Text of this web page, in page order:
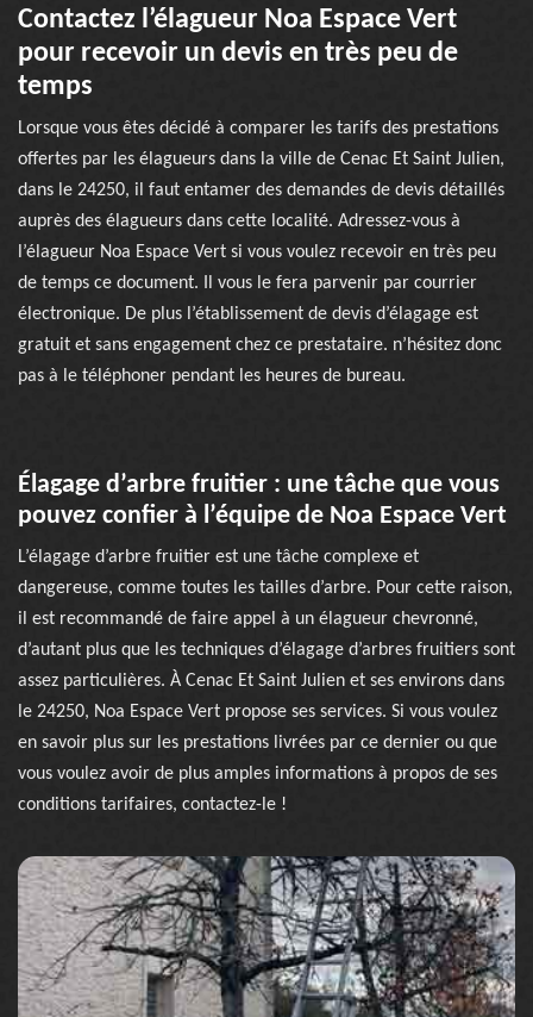
Contactez l’élagueur Noa Espace Vert
pour recevoir un devis en très peu de
temps
Lorsque vous êtes décidé à comparer les tarifs des prestations
offertes par les élagueurs dans la ville de Cenac Et Saint Julien,
dans le 24250, il faut entamer des demandes de devis détaillés
auprès des élagueurs dans cette localité. Adressez-vous à
l’élagueur Noa Espace Vert si vous voulez recevoir en très peu
de temps ce document. Il vous le fera parvenir par courrier
électronique. De plus l’établissement de devis d’élagage est
gratuit et sans engagement chez ce prestataire. n’hésitez donc
pas à le téléphoner pendant les heures de bureau.
Élagage d’arbre fruitier : une tâche que vous
pouvez confier à l’équipe de Noa Espace Vert
L’élagage d’arbre fruitier est une tâche complexe et
dangereuse, comme toutes les tailles d’arbre. Pour cette raison,
il est recommandé de faire appel à un élagueur chevronné,
d’autant plus que les techniques d’élagage d’arbres fruitiers sont
assez particulières. À Cenac Et Saint Julien et ses environs dans
le 24250, Noa Espace Vert propose ses services. Si vous voulez
en savoir plus sur les prestations livrées par ce dernier ou que
vous voulez avoir de plus amples informations à propos de ses
conditions tarifaires, contactez-le !